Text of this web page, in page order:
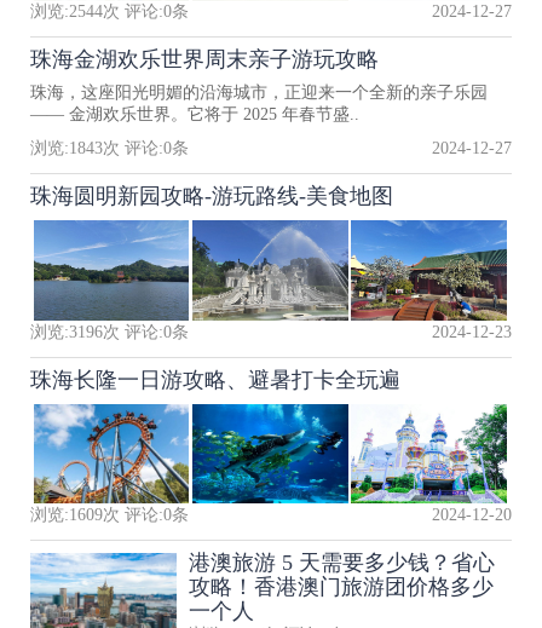
浏览:2544次 评论:0条 2024-12-27
珠海金湖欢乐世界周末亲子游玩攻略
珠海，这座阳光明媚的沿海城市，正迎来一个全新的亲子乐园
—— 金湖欢乐世界。它将于 2025 年春节盛..
浏览:1843次 评论:0条 2024-12-27
珠海圆明新园攻略-游玩路线-美食地图
浏览:3196次 评论:0条 2024-12-23
珠海长隆一日游攻略、避暑打卡全玩遍
浏览:1609次 评论:0条 2024-12-20
港澳旅游 5 天需要多少钱？省心
攻略！香港澳门旅游团价格多少
一个人